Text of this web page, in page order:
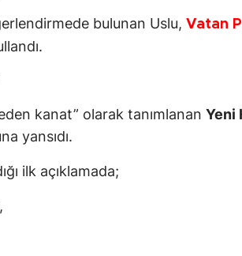
bulunan Uslu, Vatan
kanat” olarak tanımlanan Yeni
yansıdı.
ilk açıklamada;